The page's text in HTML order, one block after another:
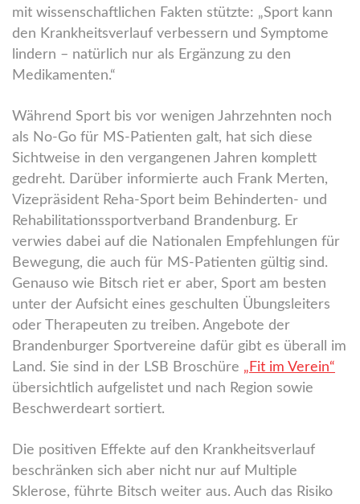
mit wissenschaftlichen Fakten stützte: „Sport kann
den Krankheitsverlauf verbessern und Symptome
lindern – natürlich nur als Ergänzung zu den
Medikamenten.“
Während Sport bis vor wenigen Jahrzehnten noch
als No-Go für MS-Patienten galt, hat sich diese
Sichtweise in den vergangenen Jahren komplett
gedreht. Darüber informierte auch Frank Merten,
Vizepräsident Reha-Sport beim Behinderten- und
Rehabilitationssportverband Brandenburg. Er
verwies dabei auf die Nationalen Empfehlungen für
Bewegung, die auch für MS-Patienten gültig sind.
Genauso wie Bitsch riet er aber, Sport am besten
unter der Aufsicht eines geschulten Übungsleiters
oder Therapeuten zu treiben. Angebote der
Brandenburger Sportvereine dafür gibt es überall im
Land. Sie sind in der LSB Broschüre „Fit im Verein“
übersichtlich aufgelistet und nach Region sowie
Beschwerdeart sortiert.
Die positiven Effekte auf den Krankheitsverlauf
beschränken sich aber nicht nur auf Multiple
Sklerose, führte Bitsch weiter aus. Auch das Risiko